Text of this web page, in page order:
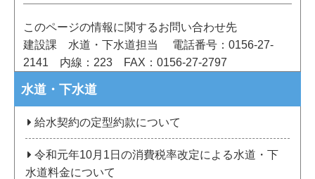
このページの情報に関するお問い合わせ先
建設課 水道・下水道担当
電話番号：0156-27-
2141
内線：223 FAX：0156-27-2797
水道・下水道
給水契約の定型約款について
令和元年10月1日の消費税率改定による水道・下
水道料金について